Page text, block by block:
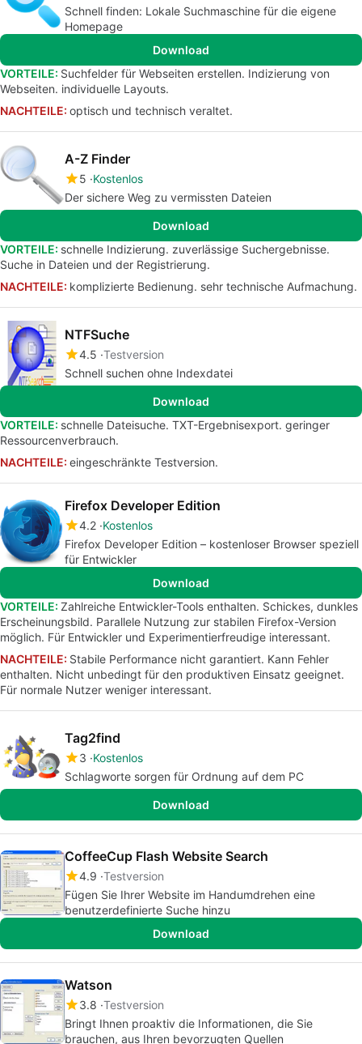
Schnell finden: Lokale Suchmaschine für die eigene
Homepage
Download
VORTEILE: Suchfelder für Webseiten erstellen. Indizierung von
Webseiten. individuelle Layouts.
NACHTEILE: optisch und technisch veraltet.
A-Z Finder
5 Kostenlos
Der sichere Weg zu vermissten Dateien
Download
VORTEILE: schnelle Indizierung. zuverlässige Suchergebnisse.
Suche in Dateien und der Registrierung.
NACHTEILE: komplizierte Bedienung. sehr technische Aufmachung.
NTFSuche
4.5 Testversion
Schnell suchen ohne Indexdatei
Download
VORTEILE: schnelle Dateisuche. TXT-Ergebnisexport. geringer
Ressourcenverbrauch.
NACHTEILE: eingeschränkte Testversion.
Firefox Developer Edition
4.2 Kostenlos
Firefox Developer Edition – kostenloser Browser speziell
für Entwickler
Download
VORTEILE: Zahlreiche Entwickler-Tools enthalten. Schickes, dunkles
Erscheinungsbild. Parallele Nutzung zur stabilen Firefox-Version
möglich. Für Entwickler und Experimentierfreudige interessant.
NACHTEILE: Stabile Performance nicht garantiert. Kann Fehler
enthalten. Nicht unbedingt für den produktiven Einsatz geeignet.
Für normale Nutzer weniger interessant.
Tag2find
3 Kostenlos
Schlagworte sorgen für Ordnung auf dem PC
Download
CoffeeCup Flash Website Search
4.9 Testversion
Fügen Sie Ihrer Website im Handumdrehen eine
benutzerdefinierte Suche hinzu
Download
Watson
3.8 Testversion
Bringt Ihnen proaktiv die Informationen, die Sie
brauchen, aus Ihren bevorzugten Quellen